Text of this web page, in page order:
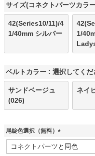
サイズ(コネクトパーツカラ
42(Series10/11)/4
1/40mm シルバー
1/
ベルトカラー 選択してくだ
サンドベージュ
(026)
ネイ
尾錠色選択（無料）
(
必